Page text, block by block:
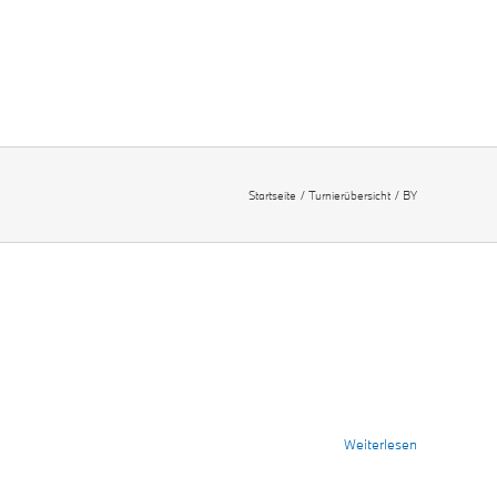
Startseite Turnierübersicht BY
Weiterlesen